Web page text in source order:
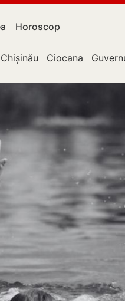
Horoscop
Chișinău Ciocana